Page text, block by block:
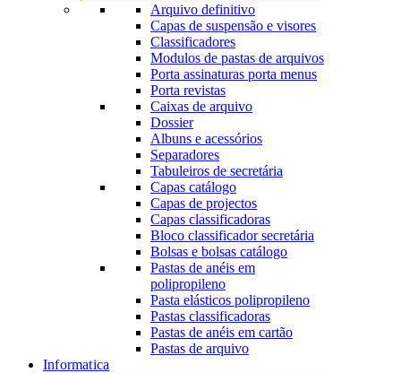
Arquivo definitivo
Capas de suspensão e visores
Classificadores
Modulos de pastas de arquivos
Porta assinaturas porta menus
Porta revistas
Caixas de arquivo
Dossier
Albuns e acessórios
Separadores
Tabuleiros de secretária
Capas catálogo
Capas de projectos
Capas classificadoras
Bloco classificador secretária
Bolsas e bolsas catálogo
Pastas de anéis em
polipropileno
Pasta elásticos polipropileno
Pastas classificadoras
Pastas de anéis em cartão
Pastas de arquivo
Informatica